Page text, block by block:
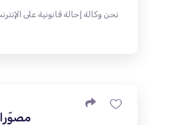
نحن وكالة إحالة قانونية على